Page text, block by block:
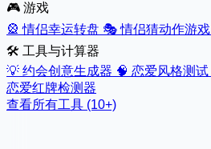
🎮 游戏
🎡 情侣幸运转盘 🎭 情侣猜动作游戏
🛠️ 工具与计算器
💡 约会创意生成器 🧠 恋爱风格测试
恋爱红牌检测器
查看所有工具 (10+)